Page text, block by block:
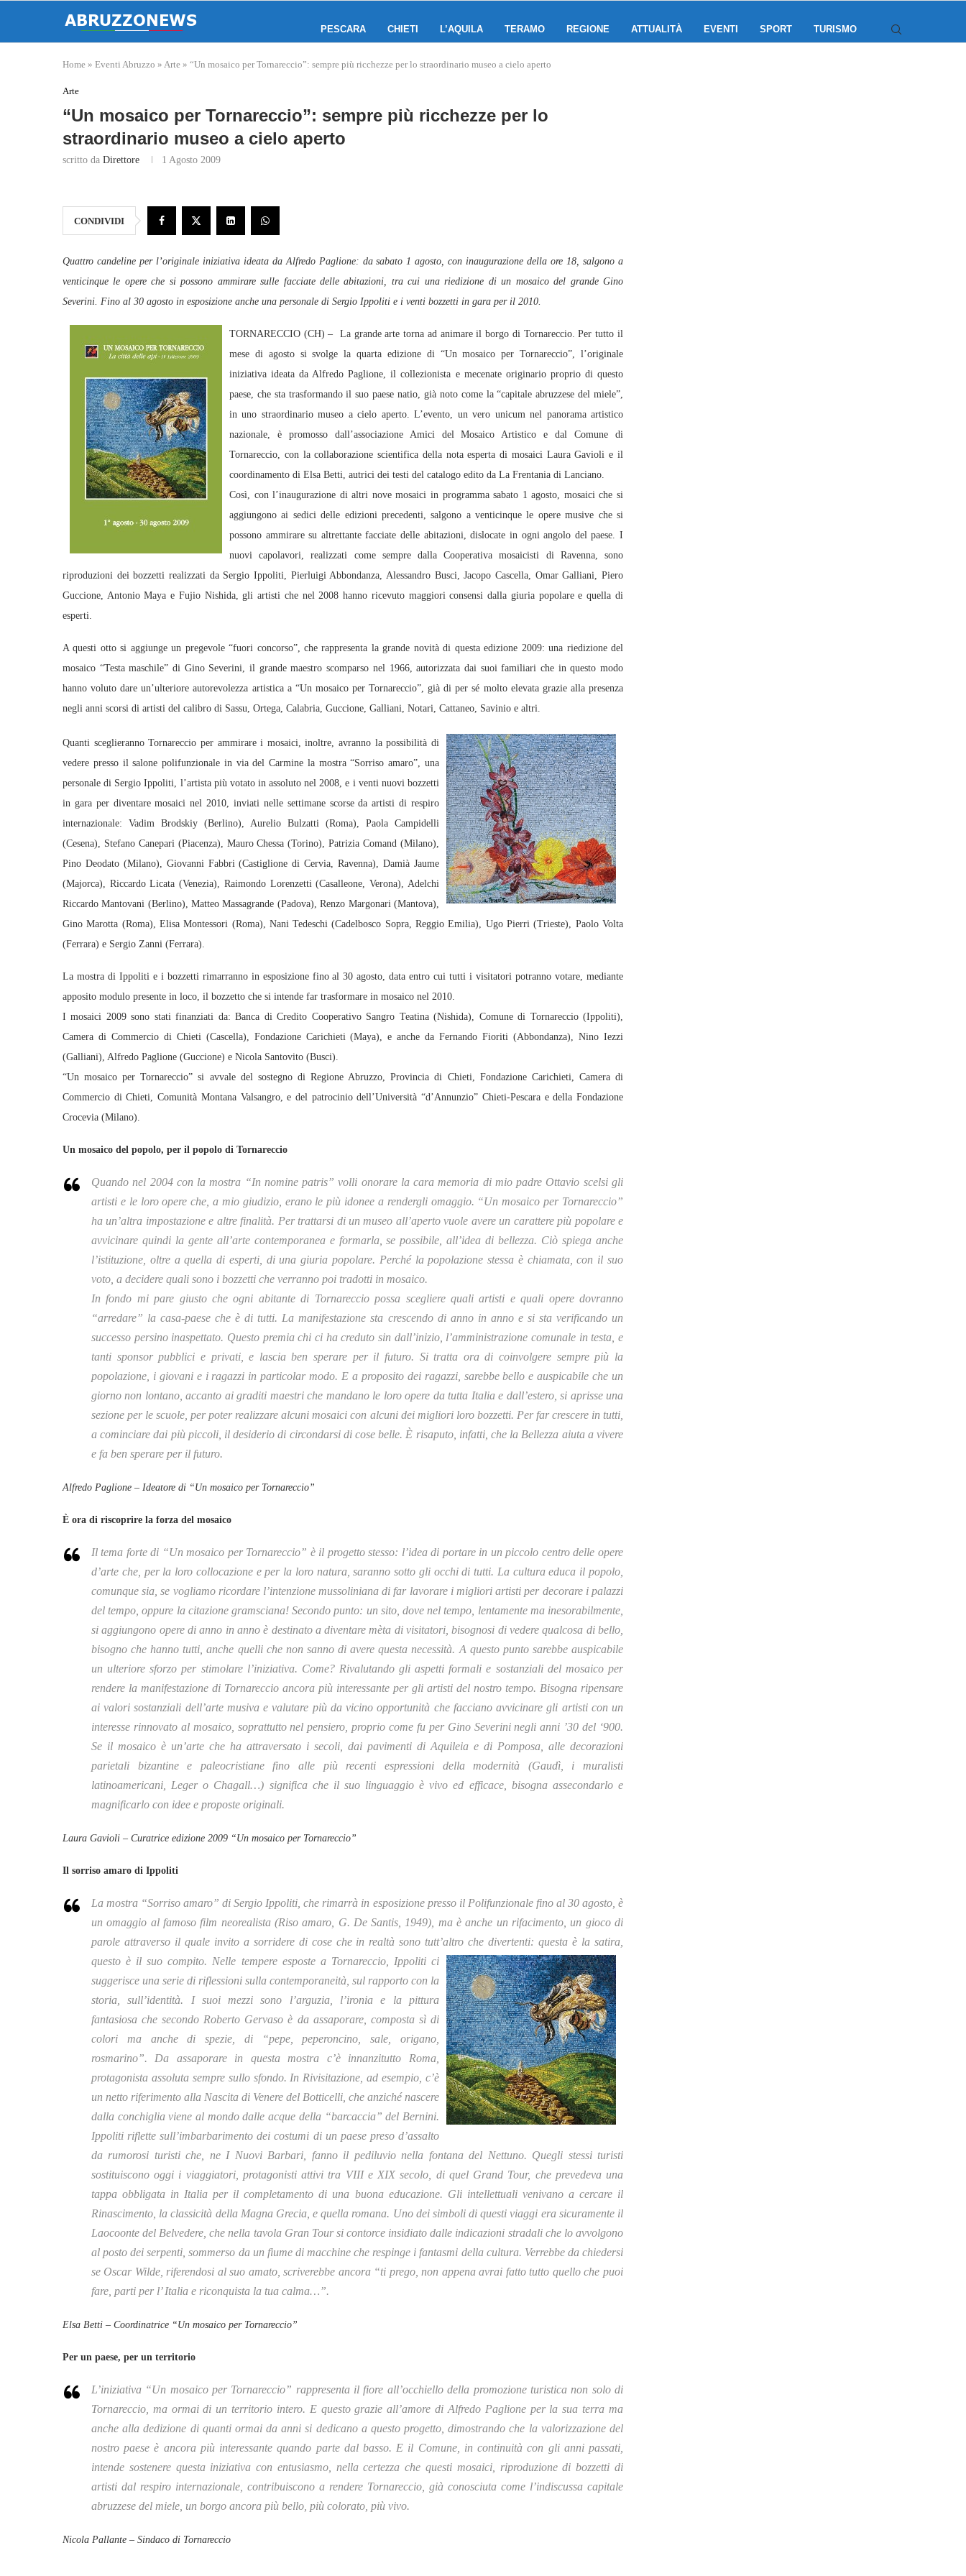
PESCARA CHIETI L’AQUILA TERAMO REGIONE ATTUALITÀ EVENTI SPORT TURISMO
Home » Eventi Abruzzo » Arte » “Un mosaico per Tornareccio”: sempre più ricchezze per lo straordinario museo a cielo aperto
Arte
“Un mosaico per Tornareccio”: sempre più ricchezze per lo
straordinario museo a cielo aperto
scritto da Direttore 1 Agosto 2009
CONDIVIDI
Quattro candeline per l’originale iniziativa ideata da Alfredo Paglione: da sabato 1 agosto, con inaugurazione della ore 18, salgono a
venticinque le opere che si possono ammirare sulle facciate delle abitazioni, tra cui una riedizione di un mosaico del grande Gino
Severini. Fino al 30 agosto in esposizione anche una personale di Sergio Ippoliti e i venti bozzetti in gara per il 2010.
TORNARECCIO (CH) – La grande arte torna ad animare il borgo di Tornareccio. Per tutto il
mese di agosto si svolge la quarta edizione di “Un mosaico per Tornareccio”, l’originale
iniziativa ideata da Alfredo Paglione, il collezionista e mecenate originario proprio di questo
paese, che sta trasformando il suo paese natio, già noto come la “capitale abruzzese del miele”,
in uno straordinario museo a cielo aperto. L’evento, un vero unicum nel panorama artistico
nazionale, è promosso dall’associazione Amici del Mosaico Artistico e dal Comune di
Tornareccio, con la collaborazione scientifica della nota esperta di mosaici Laura Gavioli e il
coordinamento di Elsa Betti, autrici dei testi del catalogo edito da La Frentania di Lanciano.
Così, con l’inaugurazione di altri nove mosaici in programma sabato 1 agosto, mosaici che si
aggiungono ai sedici delle edizioni precedenti, salgono a venticinque le opere musive che si
possono ammirare su altrettante facciate delle abitazioni, dislocate in ogni angolo del paese. I
nuovi capolavori, realizzati come sempre dalla Cooperativa mosaicisti di Ravenna, sono
riproduzioni dei bozzetti realizzati da Sergio Ippoliti, Pierluigi Abbondanza, Alessandro Busci, Jacopo Cascella, Omar Galliani, Piero
Guccione, Antonio Maya e Fujio Nishida, gli artisti che nel 2008 hanno ricevuto maggiori consensi dalla giuria popolare e quella di
esperti.
A questi otto si aggiunge un pregevole “fuori concorso”, che rappresenta la grande novità di questa edizione 2009: una riedizione del
mosaico “Testa maschile” di Gino Severini, il grande maestro scomparso nel 1966, autorizzata dai suoi familiari che in questo modo
hanno voluto dare un’ulteriore autorevolezza artistica a “Un mosaico per Tornareccio”, già di per sé molto elevata grazie alla presenza
negli anni scorsi di artisti del calibro di Sassu, Ortega, Calabria, Guccione, Galliani, Notari, Cattaneo, Savinio e altri.
Quanti sceglieranno Tornareccio per ammirare i mosaici, inoltre, avranno la possibilità di
vedere presso il salone polifunzionale in via del Carmine la mostra “Sorriso amaro”, una
personale di Sergio Ippoliti, l’artista più votato in assoluto nel 2008, e i venti nuovi bozzetti
in gara per diventare mosaici nel 2010, inviati nelle settimane scorse da artisti di respiro
internazionale: Vadim Brodskiy (Berlino), Aurelio Bulzatti (Roma), Paola Campidelli
(Cesena), Stefano Canepari (Piacenza), Mauro Chessa (Torino), Patrizia Comand (Milano),
Pino Deodato (Milano), Giovanni Fabbri (Castiglione di Cervia, Ravenna), Damià Jaume
(Majorca), Riccardo Licata (Venezia), Raimondo Lorenzetti (Casalleone, Verona), Adelchi
Riccardo Mantovani (Berlino), Matteo Massagrande (Padova), Renzo Margonari (Mantova),
Gino Marotta (Roma), Elisa Montessori (Roma), Nani Tedeschi (Cadelbosco Sopra, Reggio Emilia), Ugo Pierri (Trieste), Paolo Volta
(Ferrara) e Sergio Zanni (Ferrara).
La mostra di Ippoliti e i bozzetti rimarranno in esposizione fino al 30 agosto, data entro cui tutti i visitatori potranno votare, mediante
apposito modulo presente in loco, il bozzetto che si intende far trasformare in mosaico nel 2010.
I mosaici 2009 sono stati finanziati da: Banca di Credito Cooperativo Sangro Teatina (Nishida), Comune di Tornareccio (Ippoliti),
Camera di Commercio di Chieti (Cascella), Fondazione Carichieti (Maya), e anche da Fernando Fioriti (Abbondanza), Nino Iezzi
(Galliani), Alfredo Paglione (Guccione) e Nicola Santovito (Busci).
“Un mosaico per Tornareccio” si avvale del sostegno di Regione Abruzzo, Provincia di Chieti, Fondazione Carichieti, Camera di
Commercio di Chieti, Comunità Montana Valsangro, e del patrocinio dell’Università “d’Annunzio” Chieti-Pescara e della Fondazione
Crocevia (Milano).
Un mosaico del popolo, per il popolo di Tornareccio
Quando nel 2004 con la mostra “In nomine patris” volli onorare la cara memoria di mio padre Ottavio scelsi gli
artisti e le loro opere che, a mio giudizio, erano le più idonee a rendergli omaggio. “Un mosaico per Tornareccio”
ha un’altra impostazione e altre finalità. Per trattarsi di un museo all’aperto vuole avere un carattere più popolare e
avvicinare quindi la gente all’arte contemporanea e formarla, se possibile, all’idea di bellezza. Ciò spiega anche
l’istituzione, oltre a quella di esperti, di una giuria popolare. Perché la popolazione stessa è chiamata, con il suo
voto, a decidere quali sono i bozzetti che verranno poi tradotti in mosaico.
In fondo mi pare giusto che ogni abitante di Tornareccio possa scegliere quali artisti e quali opere dovranno
“arredare” la casa-paese che è di tutti. La manifestazione sta crescendo di anno in anno e si sta verificando un
successo persino inaspettato. Questo premia chi ci ha creduto sin dall’inizio, l’amministrazione comunale in testa, e
tanti sponsor pubblici e privati, e lascia ben sperare per il futuro. Si tratta ora di coinvolgere sempre più la
popolazione, i giovani e i ragazzi in particolar modo. E a proposito dei ragazzi, sarebbe bello e auspicabile che un
giorno non lontano, accanto ai graditi maestri che mandano le loro opere da tutta Italia e dall’estero, si aprisse una
sezione per le scuole, per poter realizzare alcuni mosaici con alcuni dei migliori loro bozzetti. Per far crescere in tutti,
a cominciare dai più piccoli, il desiderio di circondarsi di cose belle. È risaputo, infatti, che la Bellezza aiuta a vivere
e fa ben sperare per il futuro.
Alfredo Paglione – Ideatore di “Un mosaico per Tornareccio”
È ora di riscoprire la forza del mosaico
Il tema forte di “Un mosaico per Tornareccio” è il progetto stesso: l’idea di portare in un piccolo centro delle opere
d’arte che, per la loro collocazione e per la loro natura, saranno sotto gli occhi di tutti. La cultura educa il popolo,
comunque sia, se vogliamo ricordare l’intenzione mussoliniana di far lavorare i migliori artisti per decorare i palazzi
del tempo, oppure la citazione gramsciana! Secondo punto: un sito, dove nel tempo, lentamente ma inesorabilmente,
si aggiungono opere di anno in anno è destinato a diventare mèta di visitatori, bisognosi di vedere qualcosa di bello,
bisogno che hanno tutti, anche quelli che non sanno di avere questa necessità. A questo punto sarebbe auspicabile
un ulteriore sforzo per stimolare l’iniziativa. Come? Rivalutando gli aspetti formali e sostanziali del mosaico per
rendere la manifestazione di Tornareccio ancora più interessante per gli artisti del nostro tempo. Bisogna ripensare
ai valori sostanziali dell’arte musiva e valutare più da vicino opportunità che facciano avvicinare gli artisti con un
interesse rinnovato al mosaico, soprattutto nel pensiero, proprio come fu per Gino Severini negli anni ’30 del ‘900.
Se il mosaico è un’arte che ha attraversato i secoli, dai pavimenti di Aquileia e di Pomposa, alle decorazioni
parietali bizantine e paleocristiane fino alle più recenti espressioni della modernità (Gaudì, i muralisti
latinoamericani, Leger o Chagall…) significa che il suo linguaggio è vivo ed efficace, bisogna assecondarlo e
magnificarlo con idee e proposte originali.
Laura Gavioli – Curatrice edizione 2009 “Un mosaico per Tornareccio”
Il sorriso amaro di Ippoliti
La mostra “Sorriso amaro” di Sergio Ippoliti, che rimarrà in esposizione presso il Polifunzionale fino al 30 agosto, è
un omaggio al famoso film neorealista (Riso amaro, G. De Santis, 1949), ma è anche un rifacimento, un gioco di
parole attraverso il quale invito a sorridere di cose che in realtà sono tutt’altro che divertenti: questa è la satira,
questo è il suo compito. Nelle tempere esposte a Tornareccio, Ippoliti ci
suggerisce una serie di riflessioni sulla contemporaneità, sul rapporto con la
storia, sull’identità. I suoi mezzi sono l’arguzia, l’ironia e la pittura
fantasiosa che secondo Roberto Gervaso è da assaporare, composta sì di
colori ma anche di spezie, di “pepe, peperoncino, sale, origano,
rosmarino”. Da assaporare in questa mostra c’è innanzitutto Roma,
protagonista assoluta sempre sullo sfondo. In Rivisitazione, ad esempio, c’è
un netto riferimento alla Nascita di Venere del Botticelli, che anziché nascere
dalla conchiglia viene al mondo dalle acque della “barcaccia” del Bernini.
Ippoliti riflette sull’imbarbarimento dei costumi di un paese preso d’assalto
da rumorosi turisti che, ne I Nuovi Barbari, fanno il pediluvio nella fontana del Nettuno. Quegli stessi turisti
sostituiscono oggi i viaggiatori, protagonisti attivi tra VIII e XIX secolo, di quel Grand Tour, che prevedeva una
tappa obbligata in Italia per il completamento di una buona educazione. Gli intellettuali venivano a cercare il
Rinascimento, la classicità della Magna Grecia, e quella romana. Uno dei simboli di questi viaggi era sicuramente il
Laocoonte del Belvedere, che nella tavola Gran Tour si contorce insidiato dalle indicazioni stradali che lo avvolgono
al posto dei serpenti, sommerso da un fiume di macchine che respinge i fantasmi della cultura. Verrebbe da chiedersi
se Oscar Wilde, riferendosi al suo amato, scriverebbe ancora “ti prego, non appena avrai fatto tutto quello che puoi
fare, parti per l’ Italia e riconquista la tua calma…”.
Elsa Betti – Coordinatrice “Un mosaico per Tornareccio”
Per un paese, per un territorio
L’iniziativa “Un mosaico per Tornareccio” rappresenta il fiore all’occhiello della promozione turistica non solo di
Tornareccio, ma ormai di un territorio intero. E questo grazie all’amore di Alfredo Paglione per la sua terra ma
anche alla dedizione di quanti ormai da anni si dedicano a questo progetto, dimostrando che la valorizzazione del
nostro paese è ancora più interessante quando parte dal basso. E il Comune, in continuità con gli anni passati,
intende sostenere questa iniziativa con entusiasmo, nella certezza che questi mosaici, riproduzione di bozzetti di
artisti dal respiro internazionale, contribuiscono a rendere Tornareccio, già conosciuta come l’indiscussa capitale
abruzzese del miele, un borgo ancora più bello, più colorato, più vivo.
Nicola Pallante – Sindaco di Tornareccio